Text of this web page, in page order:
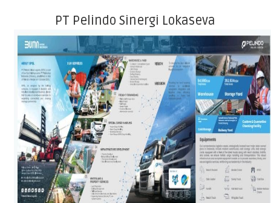
PT Pelindo Sinergi Lokaseva